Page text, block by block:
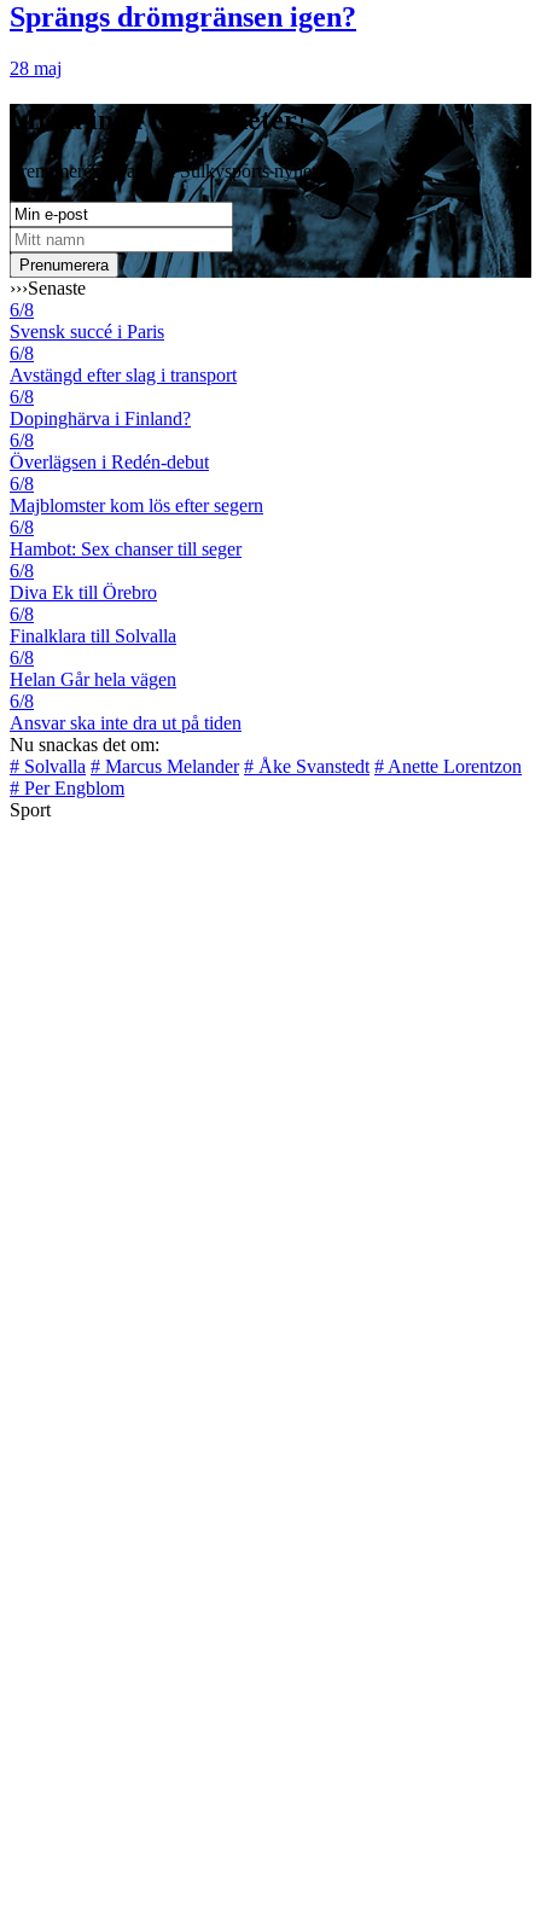
Sprängs drömgränsen igen?
28 maj
Missa inga travnyheter!
Prenumerera gratis på Sulkysports nyhetsbrev
›››Senaste
6/8
Svensk succé i Paris
6/8
Avstängd efter slag i transport
6/8
Dopinghärva i Finland?
6/8
Överlägsen i Redén-debut
6/8
Majblomster kom lös efter segern
6/8
Hambot: Sex chanser till seger
6/8
Diva Ek till Örebro
6/8
Finalklara till Solvalla
6/8
Helan Går hela vägen
6/8
Ansvar ska inte dra ut på tiden
Nu snackas det om:
# Solvalla # Marcus Melander # Åke Svanstedt # Anette Lorentzon
# Per Engblom
Sport